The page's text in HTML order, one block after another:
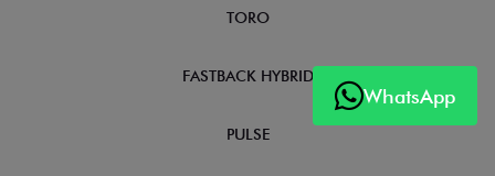
WhatsApp
TORO
FASTBACK HYBRID
PULSE